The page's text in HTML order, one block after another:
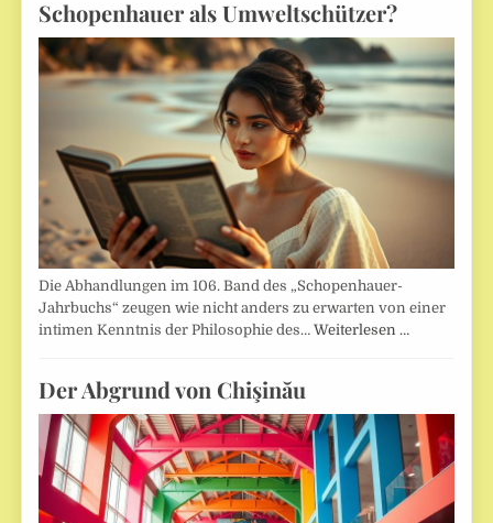
Schopenhauer als Umweltschützer?
Die Abhandlungen im 106. Band des „Schopenhauer-
Jahrbuchs“ zeugen wie nicht anders zu erwarten von einer
intimen Kenntnis der Philosophie des…Weiterlesen …
Der Abgrund von Chişinău